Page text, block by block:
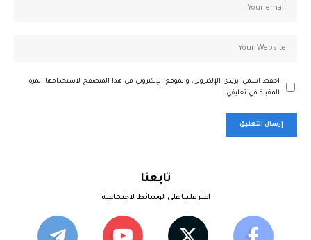
احفظ اسمي، بريدي الإلكتروني، والموقع الإلكتروني في هذا المتصفح لاستخدامها المرة
المقبلة في تعليقي.
تابعنا
اعثر علينا على الوسائط الاجتماعية